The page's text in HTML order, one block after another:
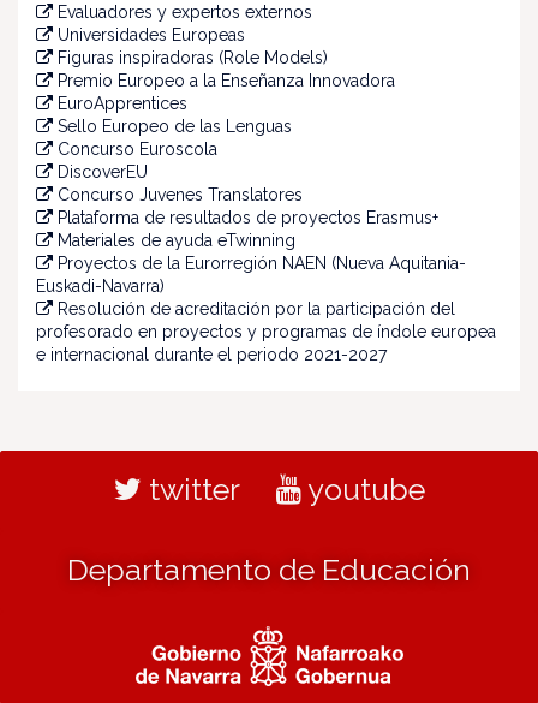
Evaluadores y expertos externos
Universidades Europeas
Figuras inspiradoras (Role Models)
Premio Europeo a la Enseñanza Innovadora
EuroApprentices
Sello Europeo de las Lenguas
Concurso Euroscola
DiscoverEU
Concurso Juvenes Translatores
Plataforma de resultados de proyectos Erasmus+
Materiales de ayuda eTwinning
Proyectos de la Eurorregión NAEN (Nueva Aquitania-
Euskadi-Navarra)
Resolución de acreditación por la participación del
profesorado en proyectos y programas de índole europea
e internacional durante el periodo 2021-2027
twitter youtube
Departamento de Educación